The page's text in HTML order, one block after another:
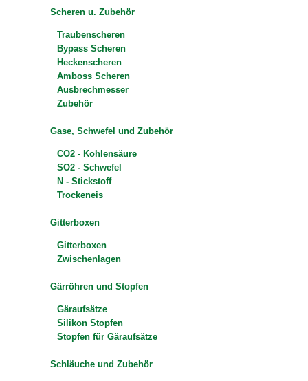
Scheren u. Zubehör
Traubenscheren
Bypass Scheren
Heckenscheren
Amboss Scheren
Ausbrechmesser
Zubehör
Gase, Schwefel und Zubehör
CO2 - Kohlensäure
SO2 - Schwefel
N - Stickstoff
Trockeneis
Gitterboxen
Gitterboxen
Zwischenlagen
Gärröhren und Stopfen
Gäraufsätze
Silikon Stopfen
Stopfen für Gäraufsätze
Schläuche und Zubehör